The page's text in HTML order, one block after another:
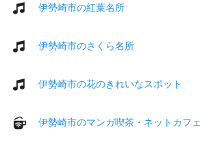
伊勢崎市の紅葉名所
伊勢崎市のさくら名所
伊勢崎市の花のきれいなスポット
伊勢崎市のマンガ喫茶・ネットカフェ